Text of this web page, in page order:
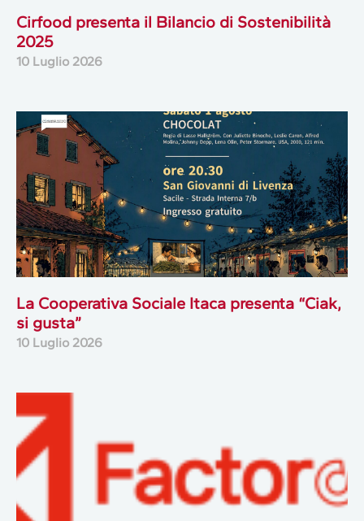
Cirfood presenta il Bilancio di Sostenibilità
2025
10 Luglio 2026
La Cooperativa Sociale Itaca presenta “Ciak,
si gusta”
10 Luglio 2026